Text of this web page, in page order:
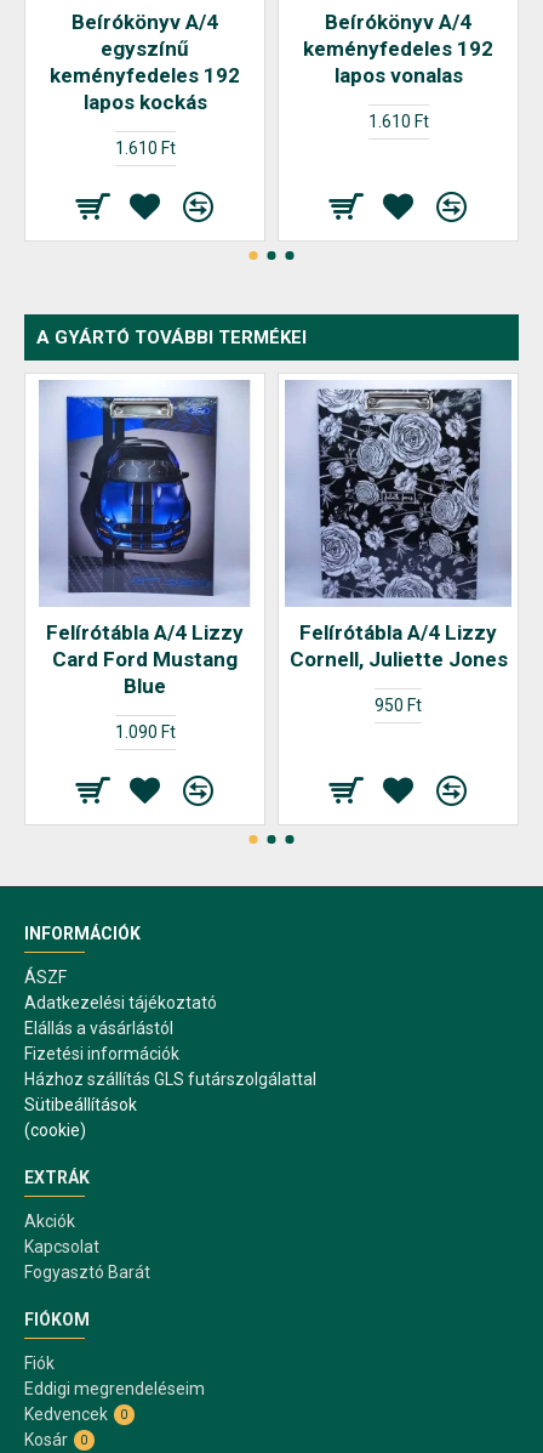
Beírókönyv A/4
egyszínű
keményfedeles 192
lapos kockás
1.610 Ft
Beírókönyv A/4
keményfedeles 192
lapos vonalas
1.610 Ft
A GYÁRTÓ TOVÁBBI TERMÉKEI
Felírótábla A/4 Lizzy
Card Ford Mustang
Blue
1.090 Ft
Felírótábla A/4 Lizzy
Cornell, Juliette Jones
950 Ft
INFORMÁCIÓK
ÁSZF
Adatkezelési tájékoztató
Elállás a vásárlástól
Fizetési információk
Házhoz szállítás GLS futárszolgálattal
Sütibeállítások
(cookie)
EXTRÁK
Akciók
Kapcsolat
Fogyasztó Barát
FIÓKOM
Fiók
Eddigi megrendeléseim
Kedvencek
0
Kosár 0